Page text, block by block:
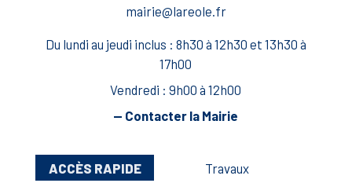
mairie@lareole.fr
Du lundi au jeudi inclus : 8h30 à 12h30 et 13h30 à
17h00
Vendredi : 9h00 à 12h00
— Contacter la Mairie
ACCÈS RAPIDE
Travaux